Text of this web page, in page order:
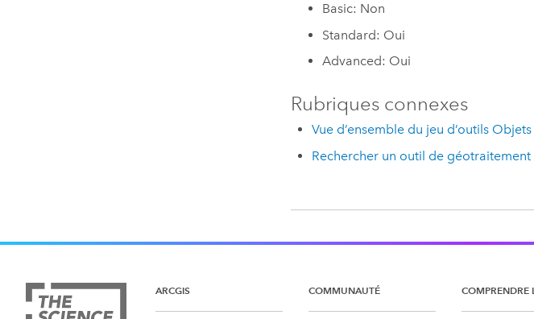
Basic: Non
Standard: Oui
Advanced: Oui
Rubriques connexes
Vue d’ensemble du jeu d’outils
Rechercher un outil de géotraitement
ARCGIS COMMUNAUTÉ COMPRENDRE